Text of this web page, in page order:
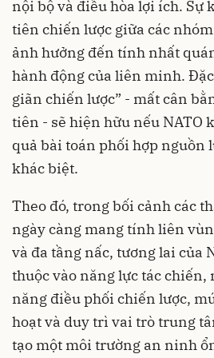
nội bộ và điều hòa lợi ích. Sự
tiên chiến lược giữa các
ảnh hưởng đến tính nhất
hành động của liên minh.
giãn chiến lược” - mất cân
tiên - sẽ hiện hữu nếu NATO
quả bài toán phối hợp nguồn
khác biệt.
Theo đó, trong bối cảnh các
ngày càng mang tính liên
và đa tầng nấc, tương lai của
thuộc vào năng lực tác chiến,
năng điều phối chiến lược,
hoạt và duy trì vai trò trung
tạo một môi trường an ninh